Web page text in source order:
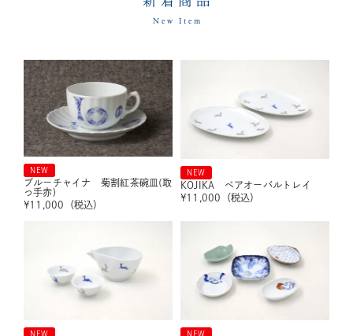
New Item
NEW
ブルーチャイナ 菊割紅茶碗皿(取
っ手赤)
¥11,000 （税込）
NEW
KOJIKA ペアオーバルトレイ
¥11,000 （税込）
NEW NEW